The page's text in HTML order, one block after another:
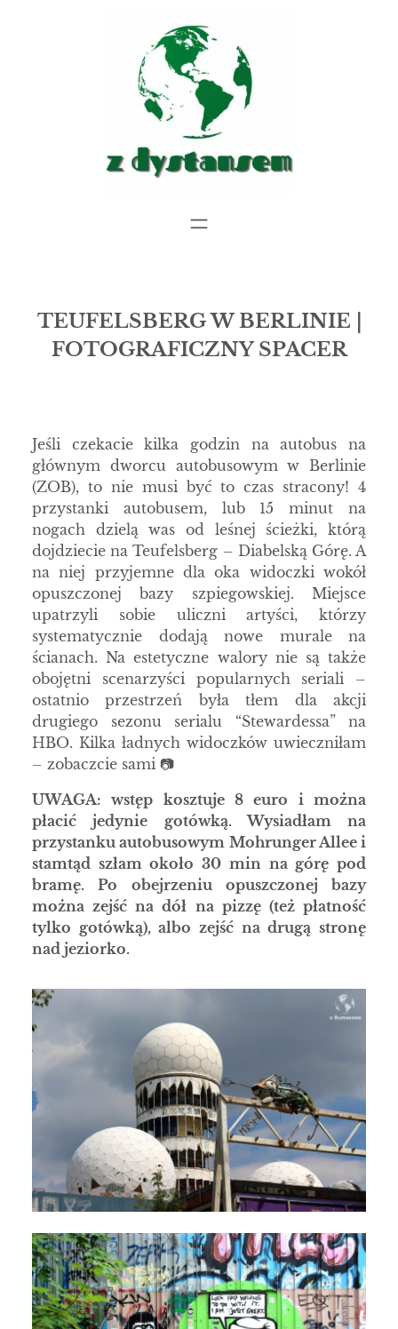
TEUFELSBERG W BERLINIE |
FOTOGRAFICZNY SPACER
Jeśli czekacie kilka godzin na autobus na
głównym dworcu autobusowym w Berlinie
(ZOB), to nie musi być to czas stracony! 4
przystanki autobusem, lub 15 minut na
nogach dzielą was od leśnej ścieżki, którą
dojdziecie na Teufelsberg – Diabelską Górę. A
na niej przyjemne dla oka widoczki wokół
opuszczonej bazy szpiegowskiej. Miejsce
upatrzyli sobie uliczni artyści, którzy
systematycznie dodają nowe murale na
ścianach. Na estetyczne walory nie są także
obojętni scenarzyści popularnych seriali –
ostatnio przestrzeń była tłem dla akcji
drugiego sezonu serialu “Stewardessa” na
HBO. Kilka ładnych widoczków uwieczniłam
– zobaczcie sami 📷
UWAGA: wstęp kosztuje 8 euro i można
płacić jedynie gotówką. Wysiadłam na
przystanku autobusowym Mohrunger Allee i
stamtąd szłam około 30 min na górę pod
bramę. Po obejrzeniu opuszczonej bazy
można zejść na dół na pizzę (też płatność
tylko gotówką), albo zejść na drugą stronę
nad jeziorko.